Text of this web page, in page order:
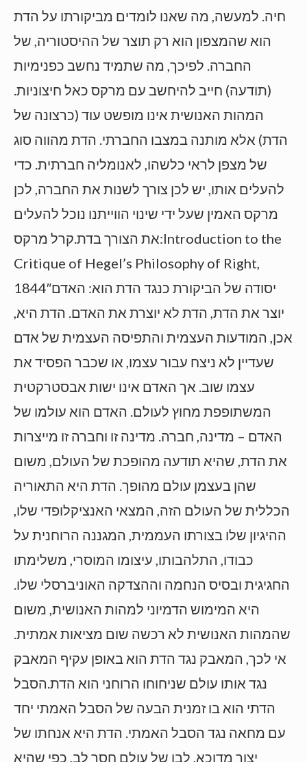
חיה. למעשה, מה שאנו לומדים מביקורתו על הדת
הוא שהמצפון הוא רק תוצר של ההיסטוריה, של
החברה. לפיכך, מה שתמיד נחשב כפנימיות
(תודעה) חייב להיחשב עם מרקס כאל חיצוניות.
המהות האנושית אינו מופשט עוד (כרצונה של
הדת) אלא מותנה במצבו החברתי. הדת מהווה סוג
של מצפן לראי כלשהו, לאנומליה חברתית. כדי
להעלים אותו, יש לכן צורך לשנות את החברה, לכן
מרקס האמין שעל ידי שינוי הווייתנו נוכל להעלים
את הצורך בדת.קרל מרקס:Introduction to the
Critique of Hegel’s Philosophy of Right,
1844″יסודה של הביקורת כנגד הדת הוא: האדם
יוצר את הדת, הדת לא יוצרת את האדם. הדת היא,
אכן, המודעות העצמית והתפיסה העצמית של אדם
שעדיין לא ניצח עבור עצמו, או שכבר הפסיד את
עצמו שוב. אך האדם אינו ישות אבסטרקטית
המשתופפת מחוץ לעולם. האדם הוא עולמו של
האדם – מדינה, חברה. מדינה זו וחברה זו מייצרות
את הדת, שהיא תודעה מהופכת של העולם, משום
שהן בעצמן עולם מהופך. הדת היא התאוריה
הכללית של העולם הזה, המצאי האנציקלופדי שלו,
ההיגיון שלו בצורתו העממית, המגננה הרוחנית על
כבודו, התלהבותו, עיצומו המוסרי, משלימתו
החגיגית ובסיס הנחמה וההצדקה האוניברסלי שלו.
היא המימוש הדמיוני למהות האנושית, משום
שהמהות האנושית לא רכשה שום מציאות אמתית.
אי לכך, המאבק נגד הדת הוא באופן עקיף המאבק
נגד אותו עולם שניחוחו הרוחני הוא הדת.הסבל
הדתי הוא בו זמנית הבעה של הסבל האמתי יחד
עם מחאה נגד הסבל האמתי. הדת היא אנחתו של
יצור מדוכא, לבו של עולם חסר לב, כפי שהיא